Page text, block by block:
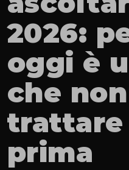
2026:
oggi è
che
trattare
prima